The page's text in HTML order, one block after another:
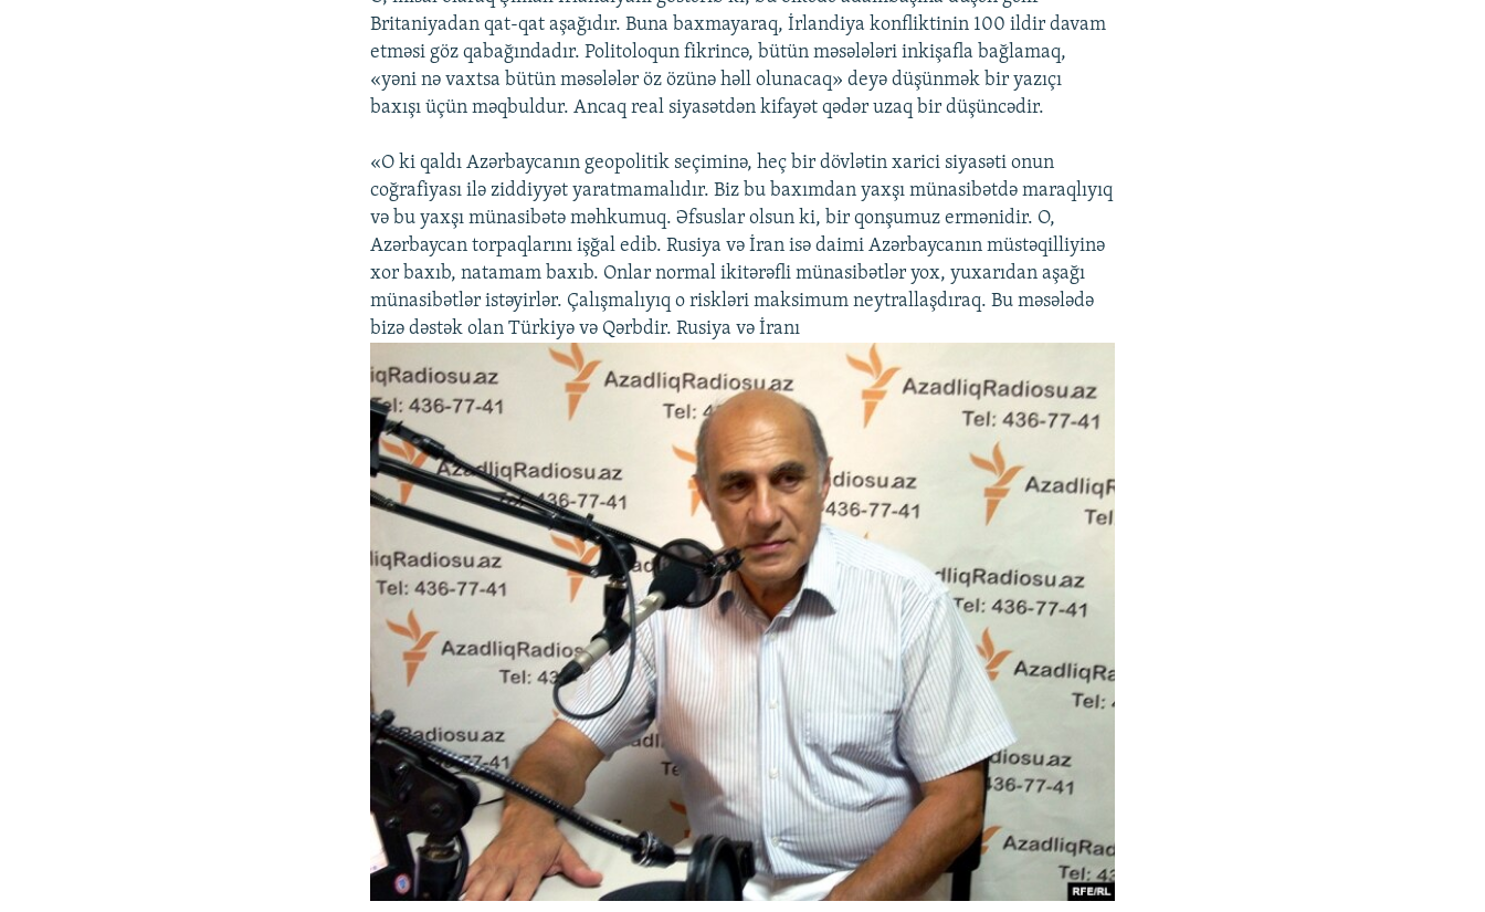
Britaniyadan qat-qat aşağıdır. Buna baxmayaraq, İrlandiya konfliktinin 100 ildir davam
etməsi göz qabağındadır. Politoloqun fikrincə, bütün məsələləri inkişafla bağlamaq,
«yəni nə vaxtsa bütün məsələlər öz özünə həll olunacaq» deyə düşünmək bir yazıçı
baxışı üçün məqbuldur. Ancaq real siyasətdən kifayət qədər uzaq bir düşüncədir.
«O ki qaldı Azərbaycanın geopolitik seçiminə, heç bir dövlətin xarici siyasəti onun
coğrafiyası ilə ziddiyyət yaratmamalıdır. Biz bu baxımdan yaxşı münasibətdə maraqlıyıq
və bu yaxşı münasibətə məhkumuq. Əfsuslar olsun ki, bir qonşumuz ermənidir. O,
Azərbaycan torpaqlarını işğal edib. Rusiya və İran isə daimi Azərbaycanın müstəqilliyinə
xor baxıb, natamam baxıb. Onlar normal ikitərəfli münasibətlər yox, yuxarıdan aşağı
münasibətlər istəyirlər. Çalışmalıyıq o riskləri maksimum neytrallaşdıraq. Bu məsələdə
bizə dəstək olan Türkiyə və Qərbdir. Rusiya və İranı